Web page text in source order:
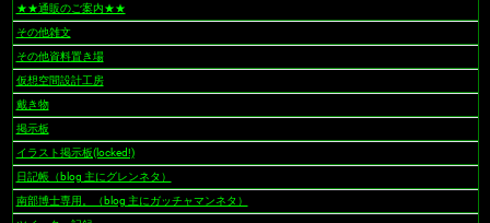
★★通販のご案内★★
その他雑文
その他資料置き場
仮想空間設計工房
戴き物
掲示板
イラスト掲示板(locked!)
日記帳（blog 主にグレンネタ）
南部博士専用。（blog 主にガッチャマンネタ）